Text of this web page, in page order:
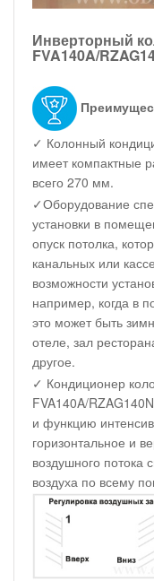
Инверторный
FVA140A/
✓ Колонный
имеет компактные
всего 270 мм.
✓Оборудование
установки в
опуск потолка,
канальных или
возможности
например, когда в
это может быть
отеле, зал
другое.
✓ Кондиционер
FVA140A/
и функцию
горизонтальное и
воздушного потока
воздуха по всему